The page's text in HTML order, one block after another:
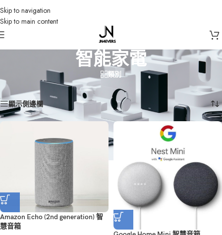
Skip to navigation
Skip to main content
智能家電
類別
首頁
智能家電 顯示所有 7 筆結果
顯示側邊欄
Amazon Echo (2nd generation) 智
慧音箱